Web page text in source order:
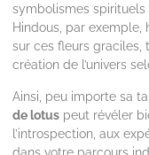
symbolismes
Hindous, par exemple,
sur ces fleurs graciles,
création de l’univers
Ainsi, peu importe sa
de lotus peut révéler
l’introspection, aux